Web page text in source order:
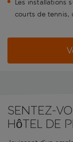
Les installations
courts de tennis,
Sentez-
hôtel de